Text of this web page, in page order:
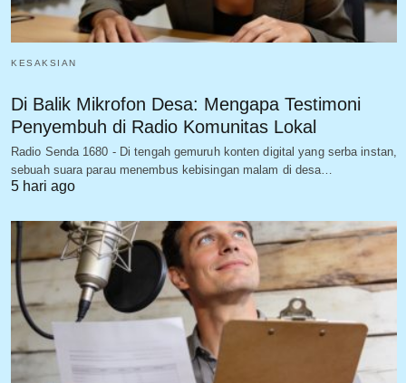
KESAKSIAN
Di Balik Mikrofon Desa: Mengapa Testimoni
Penyembuh di Radio Komunitas Lokal
Radio Senda 1680 - Di tengah gemuruh konten digital yang serba instan,
sebuah suara parau menembus kebisingan malam di desa…
5 hari ago